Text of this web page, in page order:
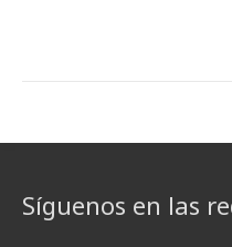
Síguenos en las